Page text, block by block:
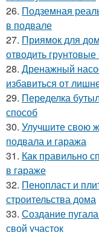
26. Подземная
в подвале
27. Приямок для
отводить
28. Дренажный
избавиться от
29. Переделка
способ
30. Улучшите свою
подвала и гаража
31. Как правильно
в гараже
32. Пенопласт и
строительства дома
33. Создание
свой участок